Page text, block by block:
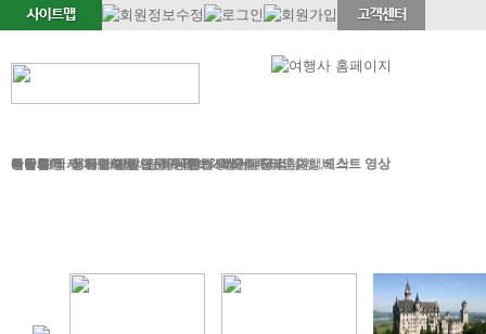
서유럽 동유럽/발칸 동서유럽 런던/파리 출발,도착
부활절 성탄절/연말연시 이벤트/시즌투어
북유럽/러시아 아이슬란드 Fire & Ice
그리스/터키 스페인/포르투갈 이집트
한국/미국 테마여행 허니문 레저 맞춤여행
박람회 해외연수 전시/공연 VIP 의전
독일여행 가이드&차량 예약 대행 서비스
항공.호텔.열차
여행후기 포토앨범 여행정보 가이드 컬럼 베스트 영상
예약문의 자주하는 질문 승차장소 공지사항